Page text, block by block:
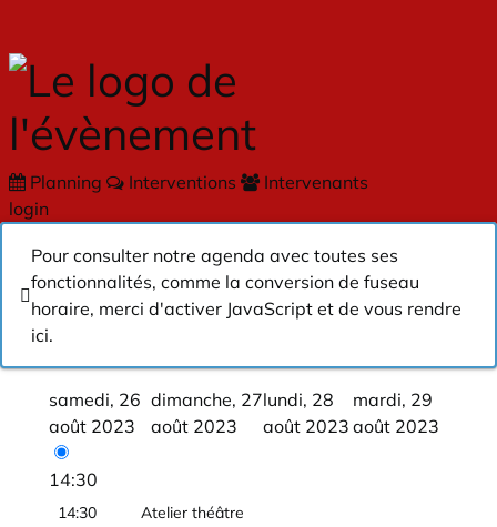
Planning Interventions
Intervenants
login
Pour consulter notre agenda avec toutes ses
fonctionnalités, comme la conversion de fuseau
horaire, merci d'activer JavaScript et de vous rendre
ici.
samedi, 26
août 2023
dimanche, 27
août 2023
lundi, 28
août 2023
mardi, 29
août 2023
14:30
14:30
Atelier théâtre